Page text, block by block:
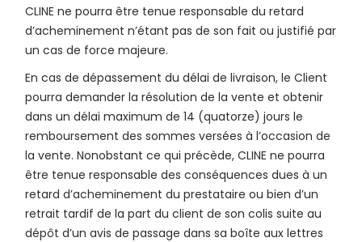
CLINE ne pourra être tenue responsable du retard
d’acheminement n’étant pas de son fait ou justifié par
un cas de force majeure.
En cas de dépassement du délai de livraison, le Client
pourra demander la résolution de la vente et obtenir
dans un délai maximum de 14 (quatorze) jours le
remboursement des sommes versées à l’occasion de
la vente. Nonobstant ce qui précède, CLINE ne pourra
être tenue responsable des conséquences dues à un
retard d’acheminement du prestataire ou bien d’un
retrait tardif de la part du client de son colis suite au
dépôt d’un avis de passage dans sa boîte aux lettres